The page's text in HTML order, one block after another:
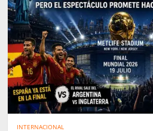
INTERNACIONAL